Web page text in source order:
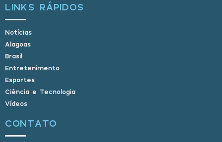
LINKS RÁPIDOS
Notícias
Alagoas
Brasil
Entretenimento
Esportes
Ciência e Tecnologia
Vídeos
CONTATO